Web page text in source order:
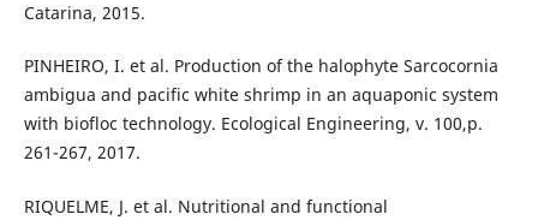
Catarina, 2015.
PINHEIRO, I. et al. Production of the halophyte Sarcocornia
ambigua and pacific white shrimp in an aquaponic system
with biofloc technology. Ecological Engineering, v. 100,p.
261-267, 2017.
RIQUELME, J. et al. Nutritional and functional